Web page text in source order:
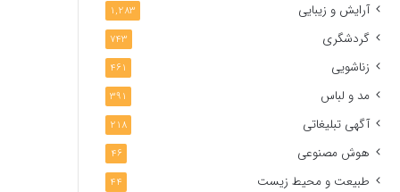
آرایش و زیبایی 1,283
گردشگری 743
زناشویی 461
مد و لباس 391
آگهی تبلیغاتی 218
هوش مصنوعی 46
طبیعت و محیط زیست 44